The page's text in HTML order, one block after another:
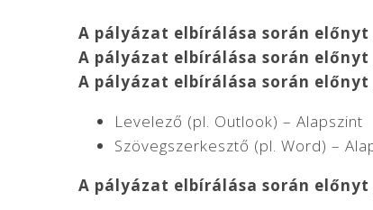
A pályázat elbírálása során
A pályázat elbírálása során
A pályázat elbírálása során
Levelező (pl. Outlook) – Alapszint
Szövegszerkesztő (pl. Word) –
A pályázat elbírálása során